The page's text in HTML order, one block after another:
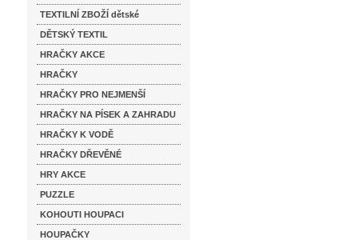
TEXTILNÍ ZBOŽÍ dětské
DĚTSKÝ TEXTIL
HRAČKY AKCE
HRAČKY
HRAČKY PRO NEJMENŠÍ
HRAČKY NA PÍSEK A ZAHRADU
HRAČKY K VODĚ
HRAČKY DŘEVĚNÉ
HRY AKCE
PUZZLE
KOHOUTI HOUPACI
HOUPAČKY